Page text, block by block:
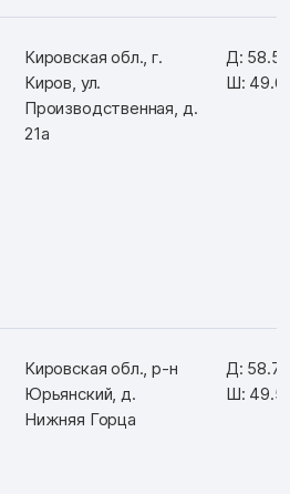
Кировская обл., г.
Киров, ул.
Производственная, д.
21а
Д:
Ш:
Кировская обл., р-н
Юрьянский, д.
Нижняя Горца
Д:
Ш: